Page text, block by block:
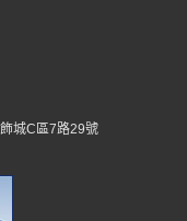
城C區7路29號